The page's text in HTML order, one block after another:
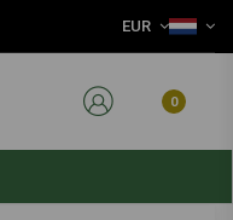
EUR
0
Drybag 180 Achtertas 18 L | Grijs/Zwart | Waterdicht
Grijs/Zwart |